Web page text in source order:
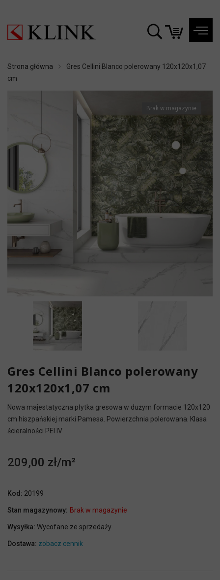
Strona główna
Gres Cellini Blanco polerowany 120x120x1,07
cm
Brak w magazynie
Gres Cellini Blanco polerowany
120x120x1,07 cm
Nowa majestatyczna płytka gresowa w dużym formacie 120x120
cm hiszpańskiej marki Pamesa. Powierzchnia polerowana. Klasa
ścieralności PEI IV.
209,00 zł
Kod: 20199
Stan magazynowy: Brak w magazynie
Wysyłka: Wycofane ze sprzedaży
Dostawa: zobacz cennik